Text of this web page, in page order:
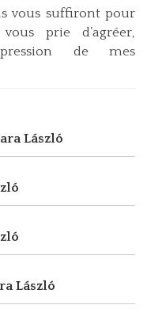
vous suffiront pour
prie d’agréer,
de mes
László
László